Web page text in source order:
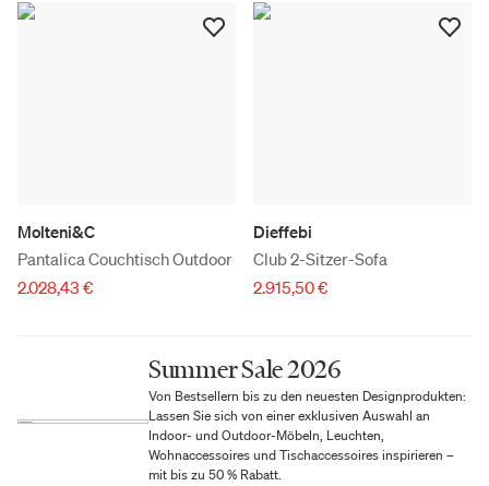
Molteni&C
Pantalica Couchtisch Outdoor
2.028,43 €
Dieffebi
Club 2-Sitzer-Sofa
2.915,50 €
Summer Sale 2026
Von Bestsellern bis zu den neuesten Designprodukten:
Lassen Sie sich von einer exklusiven Auswahl an
Indoor- und Outdoor-Möbeln, Leuchten,
Wohnaccessoires und Tischaccessoires inspirieren –
mit bis zu 50 % Rabatt.